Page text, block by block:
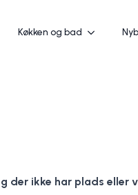
Køkken og bad
der ikke har plads eller